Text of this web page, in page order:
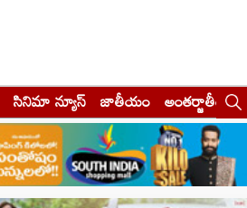
సినిమా న్యూస్ జాతీయం అంతర్జాతీయం